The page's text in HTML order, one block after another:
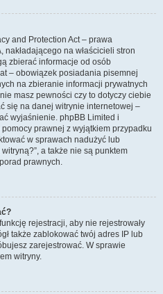
and Protection Act – prawa
na właścicieli stron
zbierać informacje od osób
– obowiązek posiadania pisemnej
na zbieranie informacji prywatnych
masz pewności czy to dotyczy ciebie
się na danej witrynie internetowej –
wyjaśnienie. phpBB Limited i
prawnej z wyjątkiem przypadku
w sprawach nadużyć lub
a także nie są punktem
prawnych.
rejestracji, aby nie rejestrowały
także zablokować twój adres IP lub
zarejestrować. W sprawie
witryny.